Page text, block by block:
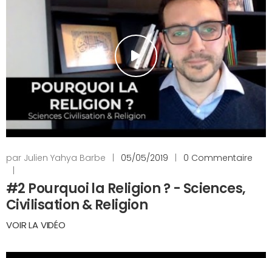
par Julien Yahya Barbe 05/05/2019
0 Commentaire
#2 Pourquoi la Religion ? - Sciences,
Civilisation & Religion
VOIR LA VIDÉO